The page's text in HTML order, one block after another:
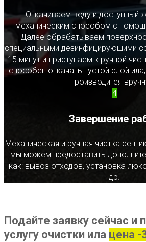
Откачиваем воду и доступный
механическим способом с
Далее обрабатываем
специальными дезинфицирующими
15 минут и приступаем к ручной
способен откачать густой слой
производится
4
Завершение
Механическая и ручная чистка
мы можем предоставить
как: вывоз отходов, установка
др.
Подайте заявку сейчас и
услугу очистки ила цена -